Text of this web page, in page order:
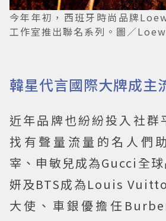
今年年初，西班牙時尚品牌
工作室推出聯名系列。圖／
韓星代言國際大牌成主
近年品牌也紛紛投入社群
找有聲量流量的名人們
宰、申敏兒成為Gucci全
妍及BTS成為Louis
大使、車銀優擔任